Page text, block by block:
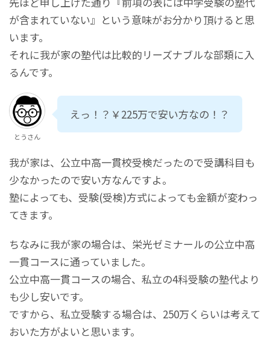
が含まれていない』という意味がお分かり頂けると思
います。
それに我が家の塾代は比較的リーズナブルな部類に入
るんです。
とうさん
えっ！？￥225万で安い方なの！？
我が家は、公立中高一貫校受検だったので受講科目も
少なかったので安い方なんですよ。
塾によっても、受験(受検)方式によっても金額が変わっ
てきます。
ちなみに我が家の場合は、栄光ゼミナールの公立中高
一貫コースに通っていました。
公立中高一貫コースの場合、私立の4科受験の塾代より
も少し安いです。
ですから、私立受験する場合は、250万くらいは考えて
おいた方がよいと思います。